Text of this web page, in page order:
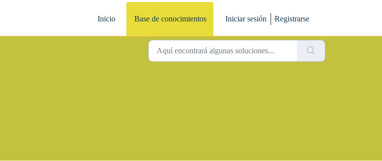
Inicio Base de conocimientos Iniciar sesión Registrarse